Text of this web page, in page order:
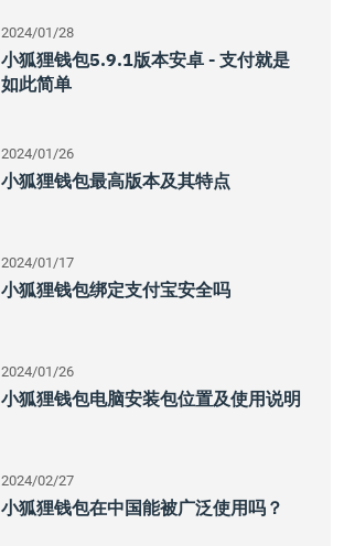
2024/01/28
小狐狸钱包5.9.1版本安卓 - 支付就是
如此简单
2024/01/26
小狐狸钱包最高版本及其特点
2024/01/17
小狐狸钱包绑定支付宝安全吗
2024/01/26
小狐狸钱包电脑安装包位置及使用说明
2024/02/27
小狐狸钱包在中国能被广泛使用吗？